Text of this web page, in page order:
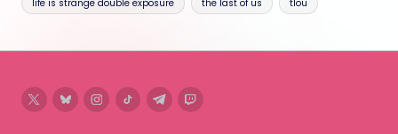
life is strange double exposure the last of us tlou
twitterblueskyinstagram
tiktoktelegram
twitch